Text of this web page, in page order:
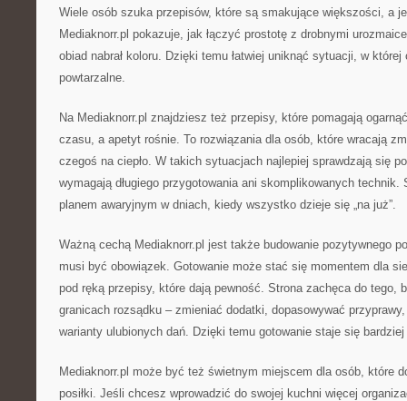
Wiele osób szuka przepisów, które są smakujące większości, a
Mediaknorr.pl pokazuje, jak łączyć prostotę z drobnymi
obiad nabrał koloru. Dzięki temu łatwiej uniknąć sytuacji, w
powtarzalne.
Na Mediaknorr.pl znajdziesz też przepisy, które pomagają
czasu, a apetyt rośnie. To rozwiązania dla osób, które wracają
czegoś na ciepło. W takich sytuacjach najlepiej sprawdzają się
wymagają długiego przygotowania ani skomplikowanych
planem awaryjnym w dniach, kiedy wszystko dzieje się „na już”.
Ważną cechą Mediaknorr.pl jest także budowanie pozytywnego
musi być obowiązek. Gotowanie może stać się momentem dla
pod ręką przepisy, które dają pewność. Strona zachęca do tego,
granicach rozsądku – zmieniać dodatki, dopasowywać
warianty ulubionych dań. Dzięki temu gotowanie staje się
Mediaknorr.pl może być też świetnym miejscem dla osób, które
posiłki. Jeśli chcesz wprowadzić do swojej kuchni więcej